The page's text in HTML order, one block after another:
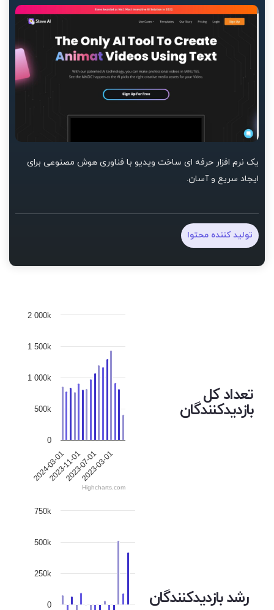
یک نرم افزار حرفه ای ساخت ویدیو با فناوری هوش مصنوعی برای
ایجاد سریع و آسان.
تولید کننده محتوا
تعداد کل
بازدیدکنندگان
2024-03-01 2023-03-01
2023-11-012023-07-01
0
500k
1 000k
1 500k
2 000k
Highcharts.com
رشد بازدیدکنندگان 0
250k
500k
750k